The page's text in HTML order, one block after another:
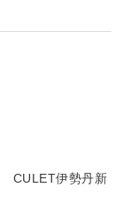
CULET伊勢丹新